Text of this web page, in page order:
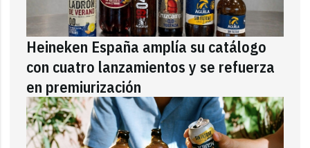
Heineken España amplía su catálogo
con cuatro lanzamientos y se refuerza
en premiurización